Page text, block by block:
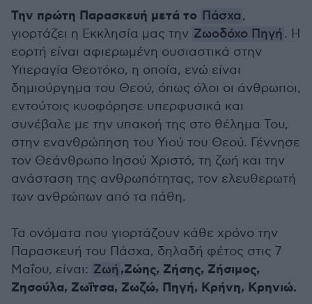
Την πρώτη Παρασκευή μετά το Πάσχα,
γιορτάζει η Εκκλησία μας την Ζωοδόχο Πηγή. Η
εορτή είναι αφιερωμένη ουσιαστικά στην
Υπεραγία Θεοτόκο, η οποία, ενώ είναι
δημιούργημα του Θεού, όπως όλοι οι άνθρωποι,
εντούτοις κυοφόρησε υπερφυσικά και
συνέβαλε με την υπακοή της στο θέλημα Του,
στην ενανθρώπηση του Υιού του Θεού. Γέννησε
τον Θεάνθρωπο Ιησού Χριστό, τη ζωή και την
ανάσταση της ανθρωπότητας, τον ελευθερωτή
των ανθρώπων από τα πάθη.
Τα ονόματα που γιορτάζουν κάθε χρόνο την
Παρασκευή του Πάσχα, δηλαδή φέτος στις 7
Μαΐου, είναι: Ζωή,Ζώης, Ζήσης, Ζήσιμος,
Ζησούλα, Ζωΐτσα, Ζωζώ, Πηγή, Κρήνη, Κρηνιώ.